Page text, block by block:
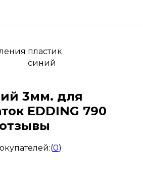
пластик
синий
3мм. для
EDDING 790
(0)